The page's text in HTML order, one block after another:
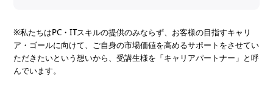
※私たちはPC・ITスキルの提供のみならず、お客様の目指すキャリ
ア・ゴールに向けて、ご自身の市場価値を高めるサポートをさせてい
ただきたいという想いから、受講生様を「キャリアパートナー」と呼
んでいます。